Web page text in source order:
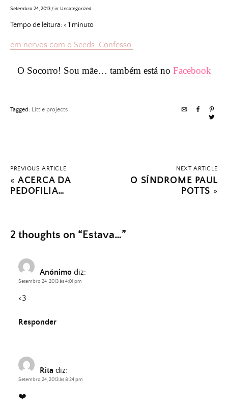
Setembro 24, 2013/in: Uncategorized
Tempo de leitura:< 1 minuto
em nervos com o Seeds. Confesso.
O Socorro! Sou mãe… também está no Facebook
Tagged: Little projects
PREVIOUS ARTICLE
«ACERCA DA
PEDOFILIA…
NEXT ARTICLE
O SÍNDROME PAUL
POTTS »
2 thoughts on “Estava…”
Anónimo diz:
Setembro 24, 2013 às 4:01 pm
<3
Responder
Rita diz:
Setembro 24, 2013 às 8:24 pm
❤️